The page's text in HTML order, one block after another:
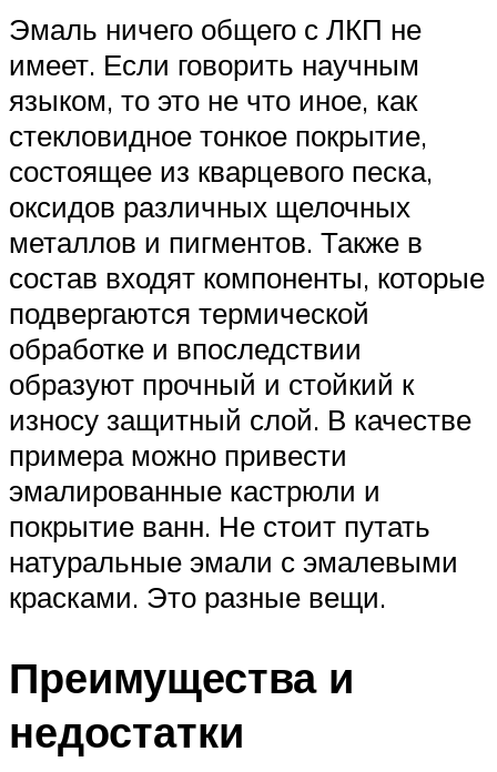
Эмаль ничего общего с ЛКП не
имеет. Если говорить научным
языком, то это не что иное, как
стекловидное тонкое покрытие,
состоящее из кварцевого песка,
оксидов различных щелочных
металлов и пигментов. Также в
состав входят компоненты, которые
подвергаются термической
обработке и впоследствии
образуют прочный и стойкий к
износу защитный слой. В качестве
примера можно привести
эмалированные кастрюли и
покрытие ванн. Не стоит путать
натуральные эмали с эмалевыми
красками. Это разные вещи.
Преимущества и
недостатки